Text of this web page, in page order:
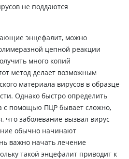
не поддаются
энцефалит, можно
цепной реакции
много копий
метод делает возможным
материала вирусов в образце
Однако быстро определить
с помощью ПЦР бывает сложно,
что заболевание вызвал вирус
обычно начинают
важно начать лечение
такой энцефалит приводит к